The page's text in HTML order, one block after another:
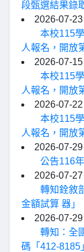
段甄選結果錄
2026-07-23
本校115
人報名，開放
2026-07-15
本校115
人報名，開放
2026-07-22
本校115
人報名，開放
2026-07-29
公告116
2026-07-27
轉知銓敘
金額試算 器」
2026-07-29
轉知：全
碼「412-8185